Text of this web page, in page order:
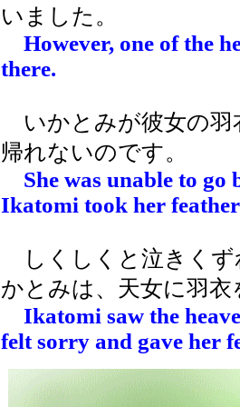
いました。
However, one of the
there.
いかとみが彼女の羽
帰れないのです。
She was unable to go
Ikatomi took her
しくしくと泣きくず
かとみは、天女に羽
Ikatomi saw the
felt sorry and gave her